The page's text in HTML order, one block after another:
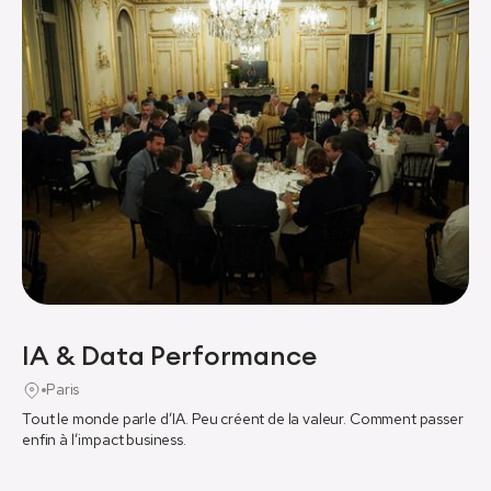
Timhotel
Décideurs
Un grand merci à lesBigBoss pour l’organisation de
cette nouvelle Winter Edition sous le soleil de l’Alpe
d’Huez. Comme toujours, un savant mélange entre
échanges business et moments de partage informels !
De belles perspectives à venir pour notre entreprise
grâce aux rencontres et prestataires de qualité.
Camille Armand
Directrice ecommerce & digital
IA & Data Performance
Paris
Tout le monde parle d’IA. Peu créent de la valeur. Comment passer
enfin à l’impact business.